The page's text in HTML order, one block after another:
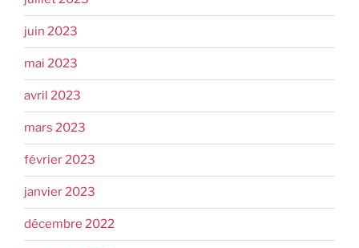
juin 2023
mai 2023
avril 2023
mars 2023
février 2023
janvier 2023
décembre 2022